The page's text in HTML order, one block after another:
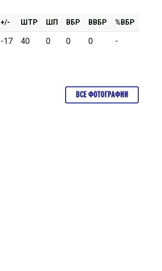
Ал
+/- ШТР ШП ВБР ВВБР %ВБР
-17 40 0 0 0 -
ВСЕ ФОТОГРАФИИ